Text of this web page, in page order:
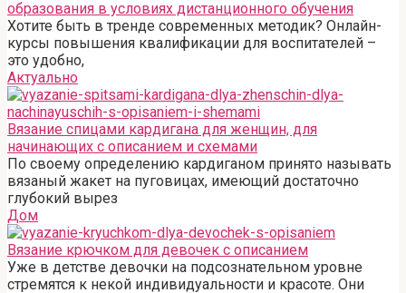
образования в условиях дистанционного обучения
Хотите быть в тренде современных методик? Онлайн-
курсы повышения квалификации для воспитателей –
это удобно,
Актуально
Вязание спицами кардигана для женщин, для
начинающих с описанием и схемами
По своему определению кардиганом принято называть
вязаный жакет на пуговицах, имеющий достаточно
глубокий вырез
Дом
Вязание крючком для девочек с описанием
Уже в детстве девочки на подсознательном уровне
стремятся к некой индивидуальности и красоте. Они